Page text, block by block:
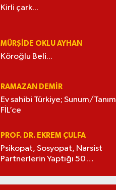
Kirli çark...
MÜRŞIDE OKLU AYHAN
Köroğlu Beli...
RAMAZAN DEMİR
Ev sahibi Türkiye; Sunum/Tanım
FİL’ce
PROF. DR. EKREM ÇULFA
Psikopat, Sosyopat, Narsist
Partnerlerin Yaptığı 50